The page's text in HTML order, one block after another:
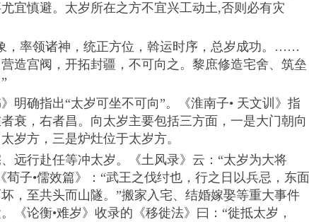
宜慎避。太岁所在之方不宜兴工动土,否则必有灾
，率领诸神，统正方位，斡运时序，总岁成功。……
造宫阀，开拓封疆，不可向之。黎庶修造宅舍、筑垒
明确指出“太岁可坐不可向”。《淮南子• 天文训》指
衰，右者昌。向太岁主要包括三方面，一是大门朝向
岁方，三是炉灶位于太岁方。
远行赴任等冲太岁。《土风录》云：“太岁为大将
子•儒效篇》：“武王之伐纣也，行之日以兵忌，东面
，至共头而山隧。”搬家入宅、结婚嫁娶等重大事件
《论衡•难岁》收录的《移徙法》曰：“徙抵太岁，